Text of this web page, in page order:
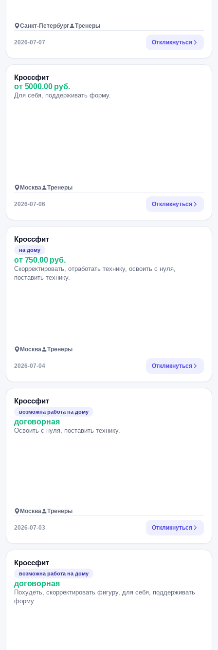
Санкт-Петербург Тренеры
2026-07-07 Откликнуться
Кроссфит
от 5000.00 руб.
Для себя, поддерживать форму.
Москва Тренеры
2026-07-06 Откликнуться
Кроссфит
на дому
от 750.00 руб.
Скорректировать, отработать технику, освоить с нуля,
поставить технику.
Москва Тренеры
2026-07-04 Откликнуться
Кроссфит
возможна работа на дому
договорная
Освоить с нуля, поставить технику.
Москва Тренеры
2026-07-03 Откликнуться
Кроссфит
возможна работа на дому
договорная
Похудеть, скорректировать фигуру, для себя, поддерживать
форму.